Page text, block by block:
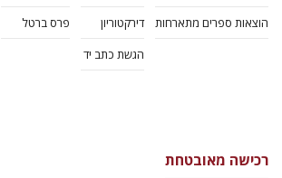
הוצאות ספרים מתארחות
דירקטוריון
הגשת כתב יד
פרס ברטל
רכישה מאובטחת